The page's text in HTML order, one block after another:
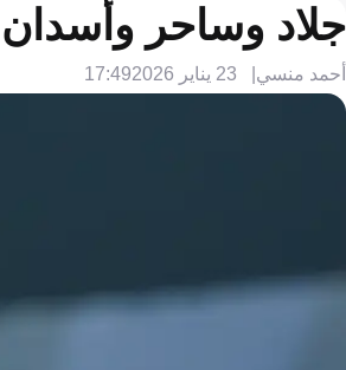
جلاد وساحر وأسدان.. 5 نجوم يتزعمون دوري روشن بعد النصف
أحمد منسي 23 يناير 2026 17:49